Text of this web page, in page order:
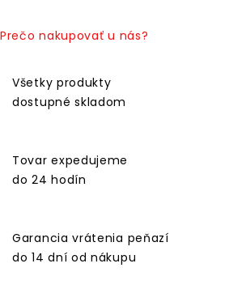
Prečo nakupovať u nás?
Všetky produkty
dostupné skladom
Tovar expedujeme
do 24 hodín
Garancia vrátenia peňazí
do 14 dní od nákupu